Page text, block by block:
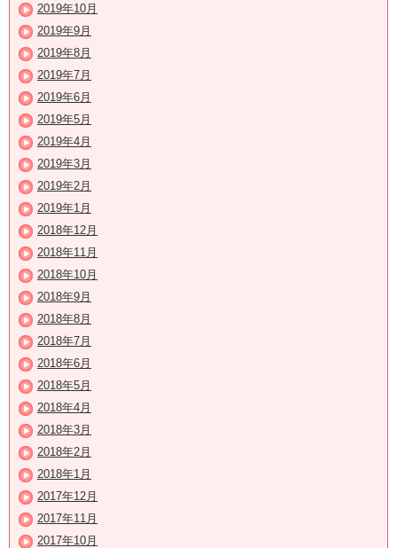
2019年10月
2019年9月
2019年8月
2019年7月
2019年6月
2019年5月
2019年4月
2019年3月
2019年2月
2019年1月
2018年12月
2018年11月
2018年10月
2018年9月
2018年8月
2018年7月
2018年6月
2018年5月
2018年4月
2018年3月
2018年2月
2018年1月
2017年12月
2017年11月
2017年10月